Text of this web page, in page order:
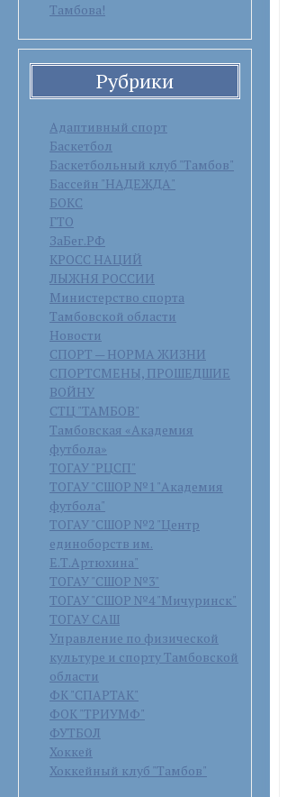
Тамбова!
Рубрики
Адаптивный спорт
Баскетбол
Баскетбольный клуб "Тамбов"
Бассейн "НАДЕЖДА"
БОКС
ГТО
ЗаБег.РФ
КРОСС НАЦИЙ
ЛЫЖНЯ РОССИИ
Министерство спорта
Тамбовской области
Новости
СПОРТ — НОРМА ЖИЗНИ
СПОРТСМЕНЫ, ПРОШЕДШИЕ
ВОЙНУ
СТЦ "ТАМБОВ"
Тамбовская «Академия
футбола»
ТОГАУ "РЦСП"
ТОГАУ "СШОР №1 "Академия
футбола"
ТОГАУ "СШОР №2 "Центр
единоборств им.
Е.Т.Артюхина"
ТОГАУ "СШОР №3"
ТОГАУ "СШОР №4 "Мичуринск"
ТОГАУ САШ
Управление по физической
культуре и спорту Тамбовской
области
ФК "СПАРТАК"
ФОК "ТРИУМФ"
ФУТБОЛ
Хоккей
Хоккейный клуб "Тамбов"